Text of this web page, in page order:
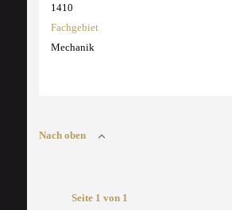
1410
Fachgebiet
Mechanik
Nach oben
Seite 1 von 1